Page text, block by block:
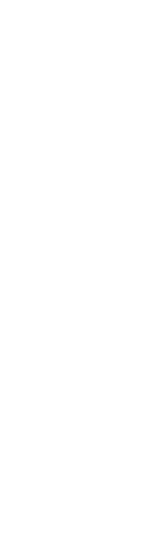
ao tribunal, cada
diferença”
Cardio – Sintoniza-
sem médico de
associação
do pulmão são